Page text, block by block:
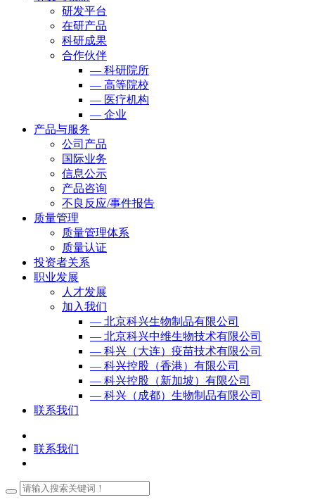
研发平台
在研产品
科研成果
合作伙伴
— 科研院所
— 高等院校
— 医疗机构
— 企业
产品与服务
公司产品
国际业务
信息公示
产品咨询
不良反应/事件报告
质量管理
质量管理体系
质量认证
投资者关系
职业发展
人才发展
加入我们
— 北京科兴生物制品有限公司
— 北京科兴中维生物技术有限公司
— 科兴（大连）疫苗技术有限公司
— 科兴控股（香港）有限公司
— 科兴控股（新加坡）有限公司
— 科兴（成都）生物制品有限公司
联系我们
联系我们